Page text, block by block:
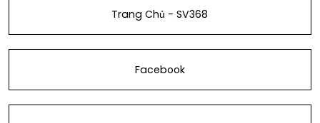
Trang Chủ - SV368
Facebook